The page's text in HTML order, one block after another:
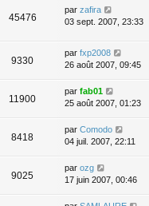
45476
par zafira
03 sept. 2007, 23:33
9330
par fxp2008
26 août 2007, 09:45
11900
par fab01
25 août 2007, 01:23
8418
par Comodo
04 juil. 2007, 22:11
9025
par ozg
17 juin 2007, 00:46